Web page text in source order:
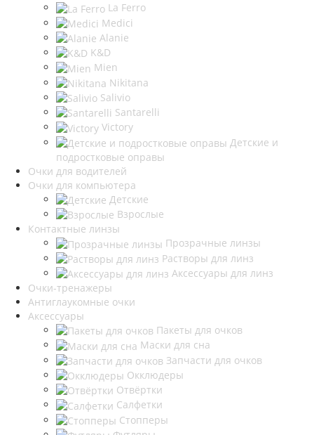
La Ferro
Medici
Alanie
K&D
Mien
Nikitana
Salivio
Santarelli
Victory
Детские и
подростковые оправы
Очки для водителей
Очки для компьютера
Детские
Взрослые
Контактные линзы
Прозрачные линзы
Растворы для линз
Аксессуары для линз
Очки-тренажеры
Антиглаукомные очки
Аксессуары
Пакеты для очков
Маски для сна
Запчасти для очков
Окклюдеры
Отвёртки
Салфетки
Стопперы